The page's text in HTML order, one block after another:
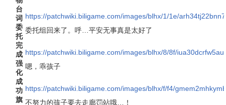
台
词 https://patchwiki.biligame.com/images/blhx/1/1e/
委
托
完
成
委托组回来了。呼…平安无事真是太好了
https://patchwiki.biligame.com/images/blhx/8/8f/
强
化
成
功
嗯，乖孩子
https://patchwiki.biligame.com/images/blhx/f/f4/
旗 不努力的孩子要去走廊罚站哦…！